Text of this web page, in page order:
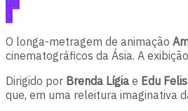
O longa-metragem de animação
cinematográficos da Ásia. A
Dirigido por Brenda Lígia e Edu
que, em uma releitura imaginativa